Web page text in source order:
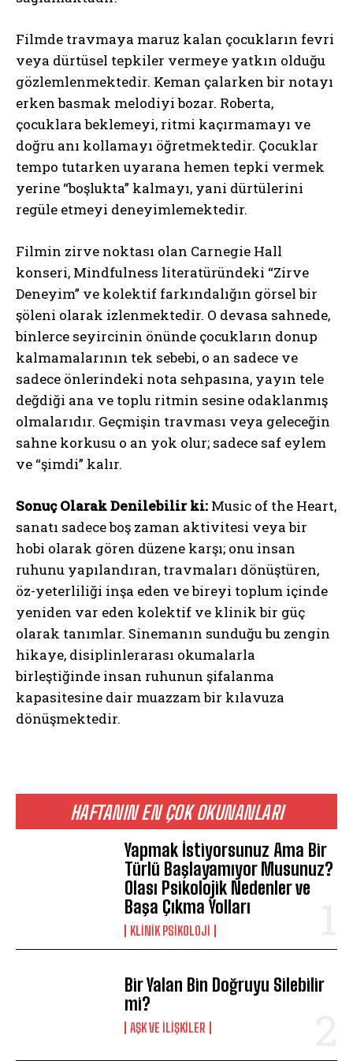
ABONE OL
Gizlilik politikasınıokudum, onaylıyorum.
HAFTANIN EN ÇOK OKUNANLARI
Yapmak İstiyorsunuz Ama Bir
Türlü Başlayamıyor Musunuz?
Olası Psikolojik Nedenler ve
Başa Çıkma Yolları
KLINIK PSIKOLOJI
Bir Yalan Bin Doğruyu Silebilir
mi?
AŞK VE İLIŞKILER
Filmde travmaya maruz kalan çocukların fevri
veya dürtüsel tepkiler vermeye yatkın olduğu
gözlemlenmektedir. Keman çalarken bir notayı
erken basmak melodiyi bozar. Roberta,
çocuklara beklemeyi, ritmi kaçırmamayı ve
doğru anı kollamayı öğretmektedir. Çocuklar
tempo tutarken uyarana hemen tepki vermek
yerine “boşlukta” kalmayı, yani dürtülerini
regüle etmeyi deneyimlemektedir.
Filmin zirve noktası olan Carnegie Hall
konseri, Mindfulness literatüründeki “Zirve
Deneyim” ve kolektif farkındalığın görsel bir
şöleni olarak izlenmektedir. O devasa sahnede,
binlerce seyircinin önünde çocukların donup
kalmamalarının tek sebebi, o an sadece ve
sadece önlerindeki nota sehpasına, yayın tele
değdiği ana ve toplu ritmin sesine odaklanmış
olmalarıdır. Geçmişin travması veya geleceğin
sahne korkusu o an yok olur; sadece saf eylem
ve “şimdi” kalır.
Sonuç Olarak Denilebilir ki: Music of the Heart,
sanatı sadece boş zaman aktivitesi veya bir
hobi olarak gören düzene karşı; onu insan
ruhunu yapılandıran, travmaları dönüştüren,
öz-yeterliliği inşa eden ve bireyi toplum içinde
yeniden var eden kolektif ve klinik bir güç
olarak tanımlar. Sinemanın sunduğu bu zengin
hikaye, disiplinlerarası okumalarla
birleştiğinde insan ruhunun şifalanma
kapasitesine dair muazzam bir kılavuza
dönüşmektedir.